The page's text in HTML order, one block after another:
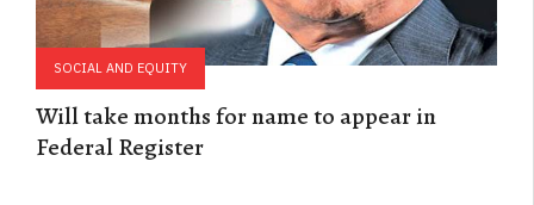
SOCIAL AND EQUITY
Will take months for name to appear in
Federal Register